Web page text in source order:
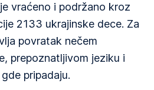
vraćeno i podržano kroz
2133 ukrajinske dece. Za
povratak nečem
prepoznatljivom jeziku i
pripadaju.